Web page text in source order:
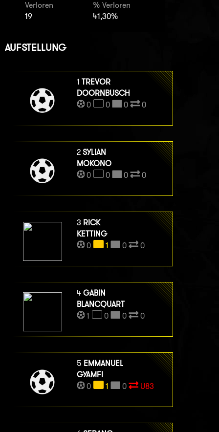
Verloren
19
% Verloren
41,30%
AUFSTELLUNG
1 TREVOR
DOORNBUSCH
0
0 0 0
2 SYLIAN
MOKONO
0
0 0 0
3 RICK
KETTING
0
1 0 0
4 GABIN
BLANCQUART
1
0 0 0
5 EMMANUEL
GYAMFI
0
1 0 U83